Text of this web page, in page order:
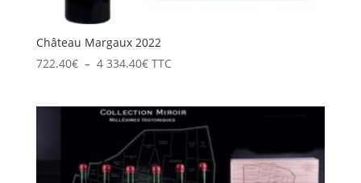
Château Margaux 2022
722.40€ – 4 334.40€Plage
722.40€
4
334.40€
TTC